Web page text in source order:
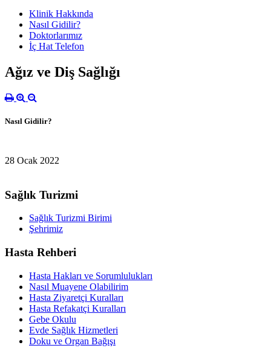
Klinik Hakkında
Nasıl Gidilir?
Doktorlarımız
İç Hat Telefon
Ağız ve Diş Sağlığı
Nasıl Gidilir?
28 Ocak 2022
Sağlık Turizmi
Sağlık Turizmi Birimi
Şehrimiz
Hasta Rehberi
Hasta Hakları ve Sorumlulukları
Nasıl Muayene Olabilirim
Hasta Ziyaretçi Kuralları
Hasta Refakatçi Kuralları
Gebe Okulu
Evde Sağlık Hizmetleri
Doku ve Organ Bağışı